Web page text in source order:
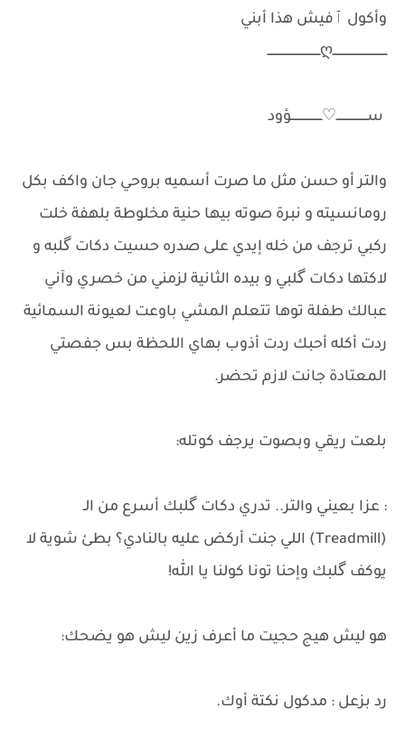
وأكول ٱفيش هذا أبني
ــــــــــــــــــــــــــــــღـــــــــــــــــــــــــــــ
ســـــــــــــــــ♡ـــــــــــــــــؤود
​والتر أو حسن مثل ما صرت أسميه بروحي جان واكف بكل
رومانسيته و نبرة صوته بيها حنية مخلوطة بلهفة خلت
ركبي ترجف من خله إيدي على صدره حسيت دكات گلبه و
لاكتها دكات گلبي و بيده الثانية لزمني من خصري ​وآني
عبالك طفلة توها تتعلم المشي باوعت لعيونة السمائية
ردت أكله أحبك ردت أذوب بهاي اللحظة بس جفصتي
المعتادة جانت لازم تحضر.
بلعت ريقي وبصوت يرجف كوتله:
: عزا بعيني والتر.. تدري دكات گلبك أسرع من الـ
(Treadmill) اللي جنت أركض عليه بالنادي؟ بطئ شوية لا
يوكف گلبك وإحنا تونا كولنا يا الله!
هو ​ليش هيج حجيت ما أعرف زين ليش هو يضحك:
رد بزعل : مدكول نكتة أوك.